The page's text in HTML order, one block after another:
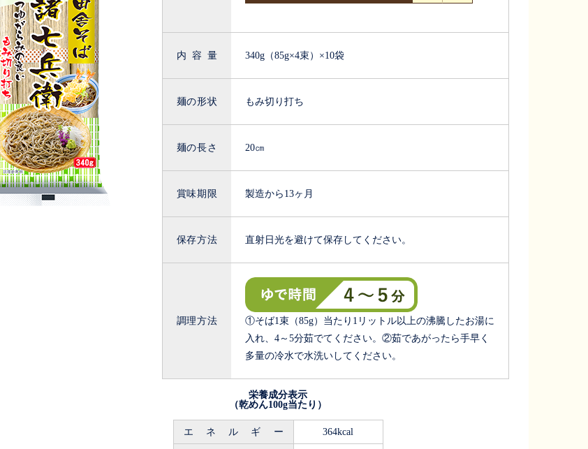
内容量 340g（85g×4束）×10袋
麺の形状 もみ切り打ち
麺の長さ 20㎝
賞味期限 製造から13ヶ月
保存方法 直射日光を避けて保存してください。
調理方法
①そば1束（85g）当たり1リットル以上の沸騰したお湯に
入れ、4～5分茹でてください。②茹であがったら手早く
多量の冷水で水洗いしてください。
栄養成分表示
（乾めん100g当たり）
エネルギー 364kcal